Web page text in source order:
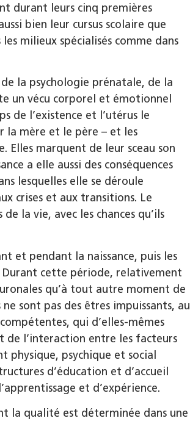
durant leurs cinq premières
bien leur cursus scolaire que
milieux spécialisés comme dans
la psychologie prénatale, de la
un vécu corporel et émotionnel
de l’existence et l’utérus le
la mère et le père – et les
Elles marquent de leur sceau son
a elle aussi des conséquences
lesquelles elle se déroule
crises et aux transitions. Le
la vie, avec les chances qu’ils
et pendant la naissance, puis les
Durant cette période, relativement
qu’à tout autre moment de
sont pas des êtres impuissants, au
qui d’elles-mêmes
de l’interaction entre les facteurs
physique, psychique et social
d’éducation et d’accueil
et d’expérience.
la qualité est déterminée dans une